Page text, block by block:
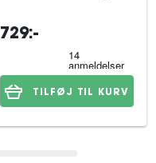
729:-
TILFØJ TIL KURV